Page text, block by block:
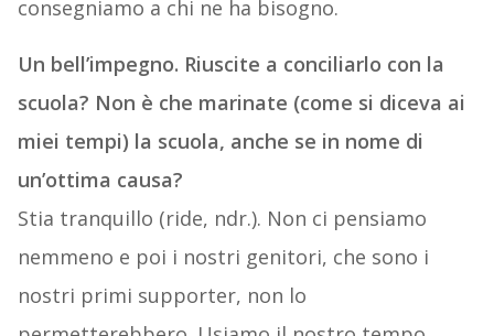
consegniamo a chi ne ha bisogno.
Un bell’impegno. Riuscite a conciliarlo con la
scuola? Non è che marinate (come si diceva ai
miei tempi) la scuola, anche se in nome di
un’ottima causa?
Stia tranquillo (ride, ndr.). Non ci pensiamo
nemmeno e poi i nostri genitori, che sono i
nostri primi supporter, non lo